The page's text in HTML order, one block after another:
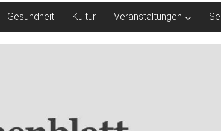
Gesundheit Kultur Veranstaltungen